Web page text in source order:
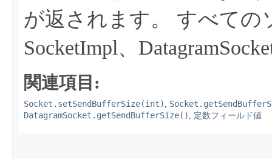
が返されます。
すべての
SocketImpl、
関連項目:
Socket.setSendBufferSize(int) ,
DatagramSocket.getSendBufferSize() , 定数フィールド値